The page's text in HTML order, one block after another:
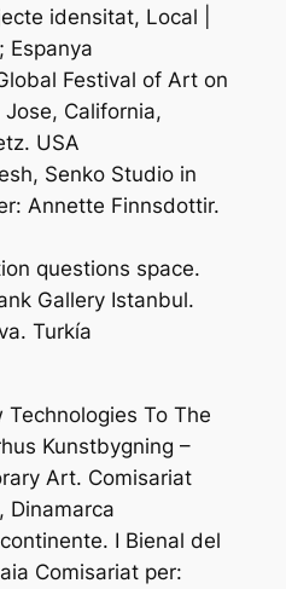
idensitat, Local |
Espanya
Festival of Art on
California,
USA
Senko Studio in
Annette Finnsdottir.
questions space.
Gallery Istanbul.
Turkía
To The
Kunstbygning –
Art. Comisariat
Dinamarca
I Bienal del
Comisariat per: